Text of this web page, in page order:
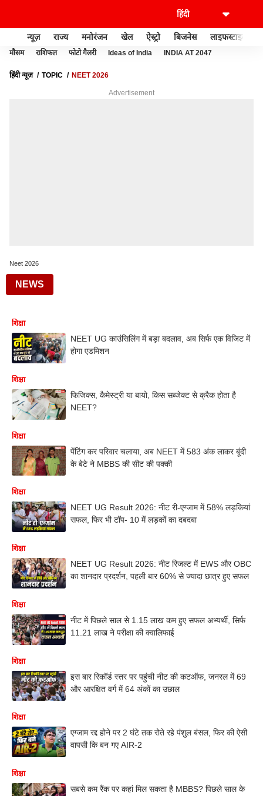
न्यूज़ राज्य मनोरंजन खेल ऐस्ट्रो बिजनेस लाइफस्टाइल
मौसम राशिफल फोटो गैलरी Ideas of India INDIA AT 2047
हिंदी न्यूज़ TOPIC NEET 2026
Advertisement
Neet 2026
NEWS
शिक्षा
NEET UG काउंसिलिंग में बड़ा बदलाव, अब सिर्फ एक विजिट में
होगा एडमिशन
शिक्षा
फिजिक्स, कैमेस्ट्री या बायो, किस सब्जेक्ट से क्रैक होता है
NEET?
शिक्षा
पेंटिंग कर परिवार चलाया, अब NEET में 583 अंक लाकर बूंदी
के बेटे ने MBBS की सीट की पक्की
शिक्षा
NEET UG Result 2026: नीट री-एग्जाम में 58% लड़कियां
सफल, फिर भी टॉप- 10 में लड़कों का दबदबा
शिक्षा
NEET UG Result 2026: नीट रिजल्ट में EWS और OBC
का शानदार प्रदर्शन, पहली बार 60% से ज्यादा छात्र हुए सफल
शिक्षा
नीट में पिछले साल से 1.15 लाख कम हुए सफल अभ्यर्थी, सिर्फ
11.21 लाख ने परीक्षा की क्वालिफाई
शिक्षा
इस बार रिकॉर्ड स्तर पर पहुंची नीट की कटऑफ, जनरल में 69
और आरक्षित वर्ग में 64 अंकों का उछाल
शिक्षा
एग्जाम रद्द होने पर 2 घंटे तक रोते रहे पंशुल बंसल, फिर की ऐसी
वापसी कि बन गए AIR-2
शिक्षा
सबसे कम रैंक पर कहां मिल सकता है MBBS? पिछले साल के